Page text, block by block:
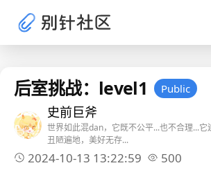
后室挑战：level1 Public
史前巨斧
世界如此混dan，它既不公平...也不合理...它
丑陋遍地，美好无存...
2024-10-13 13:22:59 500